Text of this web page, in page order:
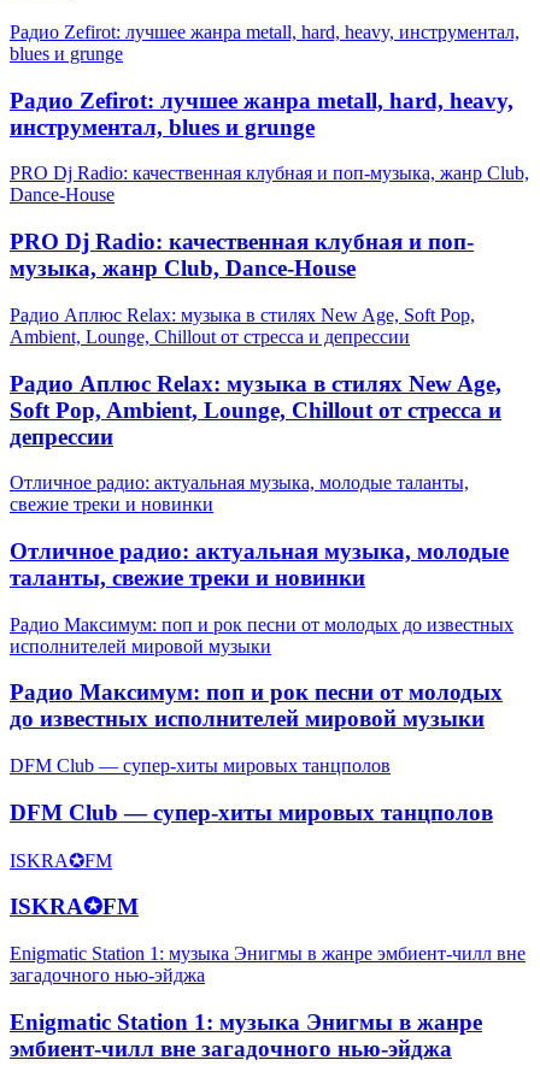
Радио Zefirot: лучшее жанра metall, hard, heavy, инструментал,
blues и grunge
Радио Zefirot: лучшее жанра metall, hard, heavy,
инструментал, blues и grunge
PRO Dj Radio: качественная клубная и поп-музыка, жанр Club,
Dance-House
PRO Dj Radio: качественная клубная и поп-
музыка, жанр Club, Dance-House
Радио Аплюс Relax: музыка в стилях New Age, Soft Pop,
Ambient, Lounge, Chillout от стресса и депрессии
Радио Аплюс Relax: музыка в стилях New Age,
Soft Pop, Ambient, Lounge, Chillout от стресса и
депрессии
Отличное радио: актуальная музыка, молодые таланты,
свежие треки и новинки
Отличное радио: актуальная музыка, молодые
таланты, свежие треки и новинки
Радио Максимум: поп и рок песни от молодых до известных
исполнителей мировой музыки
Радио Максимум: поп и рок песни от молодых
до известных исполнителей мировой музыки
DFM Club — супер-хиты мировых танцполов
DFM Club — супер-хиты мировых танцполов
ISKRA✪FM
ISKRA✪FM
Enigmatic Station 1: музыка Энигмы в жанре эмбиент-чилл вне
загадочного нью-эйджа
Enigmatic Station 1: музыка Энигмы в жанре
эмбиент-чилл вне загадочного нью-эйджа